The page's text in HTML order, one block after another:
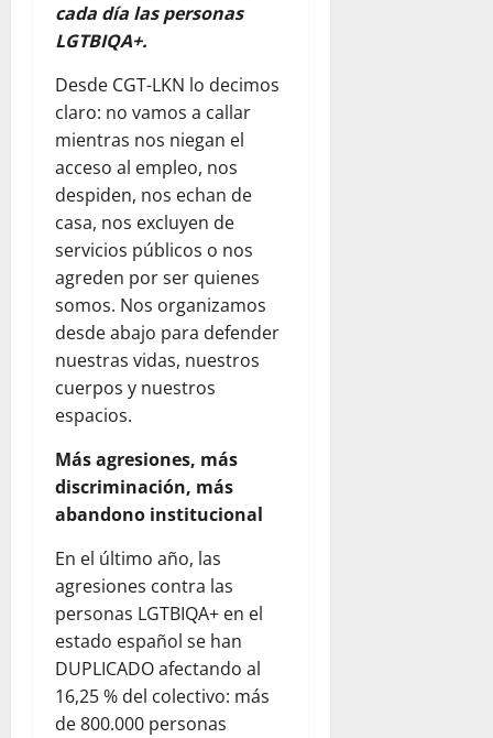
cada día las personas
LGTBIQA+.
Desde CGT-LKN lo decimos
claro: no vamos a callar
mientras nos niegan el
acceso al empleo, nos
despiden, nos echan de
casa, nos excluyen de
servicios públicos o nos
agreden por ser quienes
somos. Nos organizamos
desde abajo para defender
nuestras vidas, nuestros
cuerpos y nuestros
espacios.
Más agresiones, más
discriminación, más
abandono institucional
En el último año, las
agresiones contra las
personas LGTBIQA+ en el
estado español se han
DUPLICADO afectando al
16,25 % del colectivo: más
de 800.000 personas